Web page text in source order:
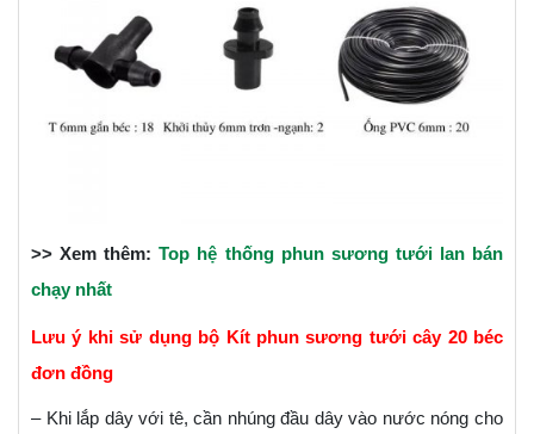
>> Xem thêm:Top hệ thống phun sương tưới lan bán
chạy nhất
Lưu ý khi sử dụng bộ Kít phun sương tưới cây 20 béc
đơn đồng
– Khi lắp dây với tê, cần nhúng đầu dây vào nước nóng cho